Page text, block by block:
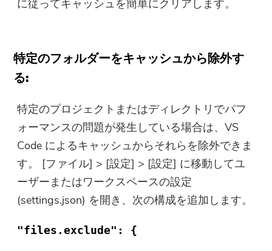
に従ってキャッシュを簡単にクリアします。
特定のフォルダーをキャッシュから除外す
る:
特定のプロジェクトまたはディレクトリでパフ
ォーマンスの問題が発生している場合は、VS
Code によるキャッシュからそれらを除外できま
す。 [ファイル] > [設定] > [設定] に移動してユ
ーザーまたはワークスペースの設定
(settings.json) を開き、次の構成を追加します。
"files.exclude": {